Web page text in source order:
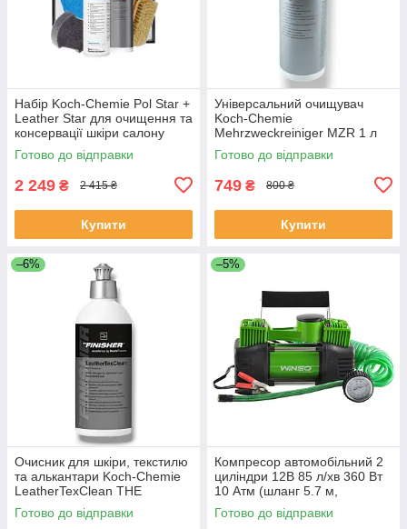
Набір Koch-Chemie Pol Star +
Leather Star для очищення та
консервації шкіри салону
авто
Готово до відправки
2 249 ₴ 2 415 ₴
Купити
Універсальний очищувач
Koch-Chemie
Mehrzweckreiniger MZR 1 л
для салону авто
Готово до відправки
749 ₴ 800 ₴
Купити
–6%
Очисник для шкіри, текстилю
та алькантари Koch-Chemie
LeatherTexClean THE
FINISHER 500 мл
Готово до відправки
–5%
Компресор автомобільний 2
циліндри 12В 85 л/хв 360 Вт
10 Атм (шланг 5.7 м,
дефлятор)
Готово до відправки